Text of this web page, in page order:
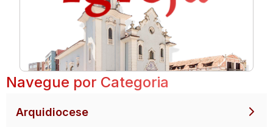
Navegue por Categoria
Arquidiocese